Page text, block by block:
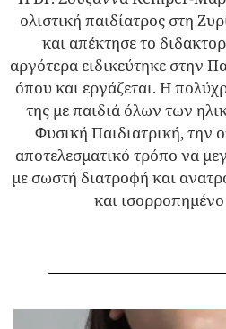
ολιστική παιδίατρος στη
και απέκτησε το
αργότερα ειδικεύτηκε στην
όπου και εργάζεται. Η
της με παιδιά όλων των
Φυσική Παιδιατρική, την
αποτελεσματικό τρόπο να
με σωστή διατροφή και
και